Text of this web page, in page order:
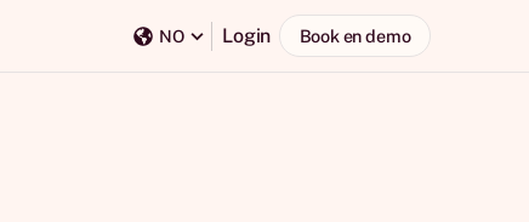
NO Login Book en demo